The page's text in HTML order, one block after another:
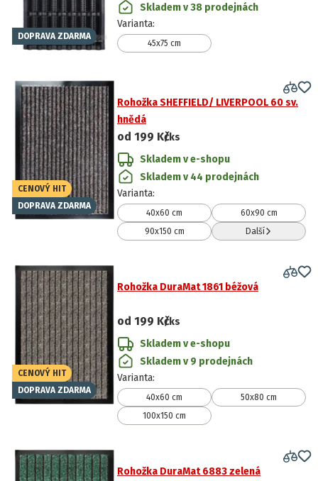
DOPRAVA ZDARMA
Skladem v 38 prodejnách
Varianta:
45x75 cm
CENOVÝ HIT
DOPRAVA ZDARMA
Rohožka SHEFFIELD/ LIVERPOOL 60 sv.
hnědá
od 199 Kč/ks
Skladem v e-shopu
Skladem v 44 prodejnách
Varianta:
40x60 cm
60x90 cm
90x150 cm
Další
CENOVÝ HIT
DOPRAVA ZDARMA
Rohožka DuraMat 1861 béžová
od 199 Kč/ks
Skladem v e-shopu
Skladem v 9 prodejnách
Varianta:
40x60 cm
50x80 cm
100x150 cm
Rohožka DuraMat 6883 zelená